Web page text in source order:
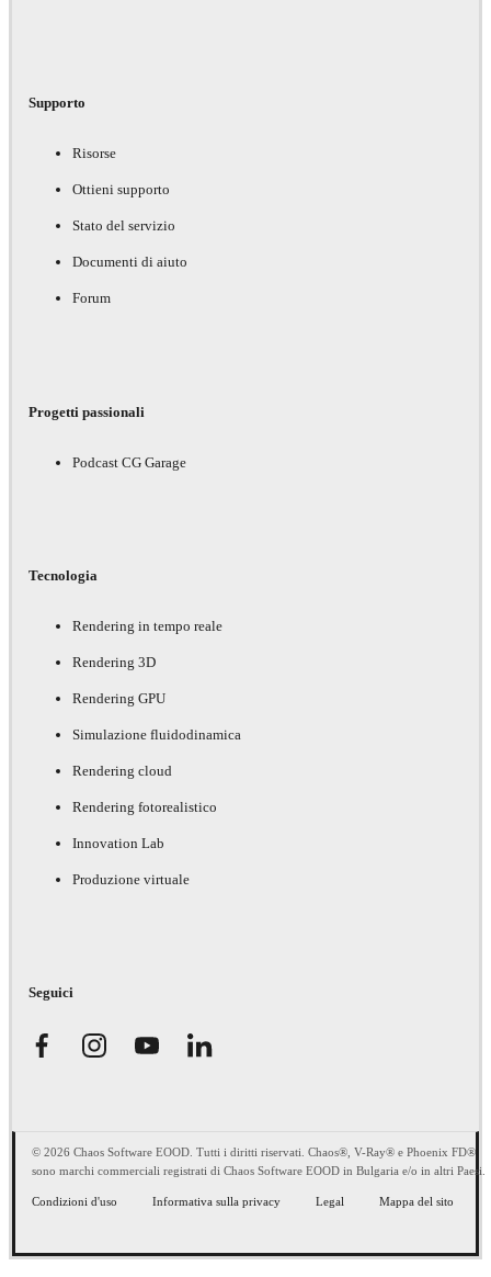
Supporto
Risorse
Ottieni supporto
Stato del servizio
Documenti di aiuto
Forum
Progetti passionali
Podcast CG Garage
Tecnologia
Rendering in tempo reale
Rendering 3D
Rendering GPU
Simulazione fluidodinamica
Rendering cloud
Rendering fotorealistico
Innovation Lab
Produzione virtuale
Seguici
© 2026 Chaos Software EOOD. Tutti i diritti riservati. Chaos®, V-Ray® e Phoenix FD®
sono marchi commerciali registrati di Chaos Software EOOD in Bulgaria e/o in altri Paesi.
Condizioni d'uso Informativa sulla privacy Legal Mappa del sito